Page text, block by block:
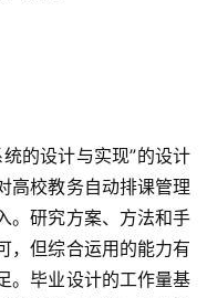
的设计与实现”的设计
高校教务自动排课管理
。研究方案、方法和手
，但综合运用的能力有
。毕业设计的工作量基